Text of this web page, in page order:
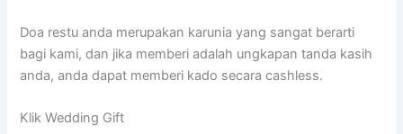
Doa restu anda merupakan karunia yang sangat berarti
bagi kami, dan jika memberi adalah ungkapan tanda kasih
anda, anda dapat memberi kado secara cashless.
Klik Wedding Gift